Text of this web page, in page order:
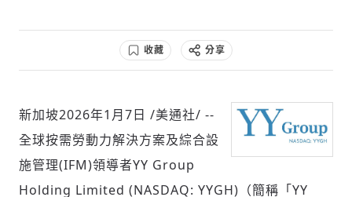
科技
社會
收藏 分享
新加坡2026年1月7日 /美通社/ --
全球按需勞動力解決方案及綜合設
施管理(IFM)領導者YY Group
Holding Limited (NASDAQ: YYGH)（簡稱「YY